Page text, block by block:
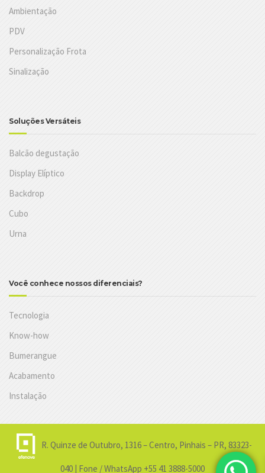
Ambientação
PDV
Personalização Frota
Sinalização
Soluções Versáteis
Balcão degustação
Display Elíptico
Backdrop
Cubo
Urna
Você conhece nossos diferenciais?
Tecnologia
Know-how
Bumerangue
Acabamento
Instalação
R. Quinze de Outubro, 1316 – Centro, Pinhais – PR, 83323-
040 | Fone / WhatsApp +55 41 3888-5000